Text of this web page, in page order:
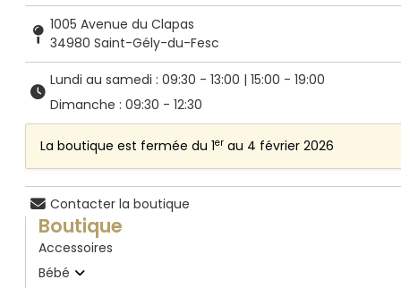
1005 Avenue du Clapas
34980 Saint-Gély-du-Fesc
Lundi au samedi : 09:30 - 13:00 | 15:00 - 19:00
Dimanche : 09:30 - 12:30
La boutique est fermée du 1er au 4 février 2026
Contacter la boutique
Boutique
Accessoires
Bébé